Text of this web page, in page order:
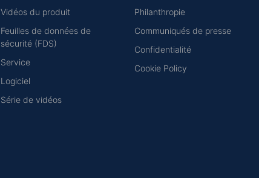
Vidéos du produit
Feuilles de données de
sécurité (FDS)
Service
Logiciel
Série de vidéos
Philanthropie
Communiqués de presse
Confidentialité
Cookie Policy